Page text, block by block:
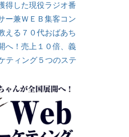
得した現役ラジオ番
ー兼ＷＥＢ集客コン
える７０代おばあち
へ！売上１０倍、義
ティング５つのステ